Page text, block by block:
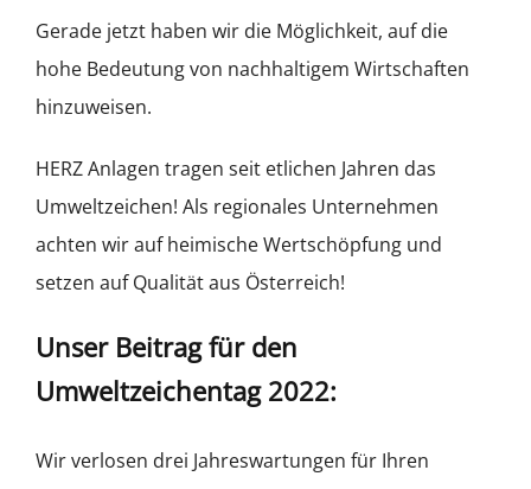
Gerade jetzt haben wir die Möglichkeit, auf die
hohe Bedeutung von nachhaltigem Wirtschaften
hinzuweisen.
HERZ Anlagen tragen seit etlichen Jahren das
Umweltzeichen! Als regionales Unternehmen
achten wir auf heimische Wertschöpfung und
setzen auf Qualität aus Österreich!
Unser Beitrag für den
Umweltzeichentag 2022:
Wir verlosen drei Jahreswartungen für Ihren